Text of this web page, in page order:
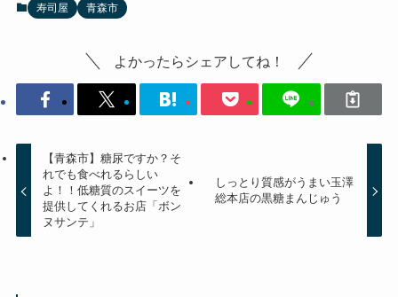
寿司屋 青森市
よかったらシェアしてね！
【青森市】糖尿ですか？そ
れでも食べれるらしい
よ！！低糖質のスイーツを
提供してくれるお店「ボン
ヌサンテ」
しっとり質感がうまい玉澤
総本店の黒糖まんじゅう